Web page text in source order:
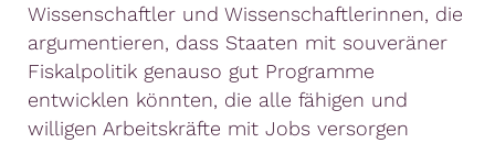
Wissenschaftler und Wissenschaftlerinnen, die
argumentieren, dass Staaten mit souveräner
Fiskalpolitik genauso gut Programme
entwicklen könnten, die alle fähigen und
willigen Arbeitskräfte mit Jobs versorgen